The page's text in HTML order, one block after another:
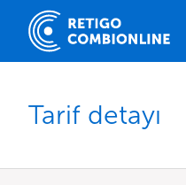
Tarif detayı